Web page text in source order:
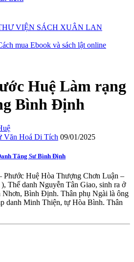
VIỆN SÁCH XUÂN LAN
mua Ebook và sách lật online
Huệ Làm rạng
Bình Định
Văn Hoá Di Tích 09/01/2025
Tăng Sư Bình Định
Phước Huệ Hòa Thượng Chơn Luận –
Thế danh Nguyễn Tân Giao, sinh ra ở
Nhơn, Bình Định. Thân phụ Ngài là ông
danh Minh Thiện, tự Hòa Bình. Thân